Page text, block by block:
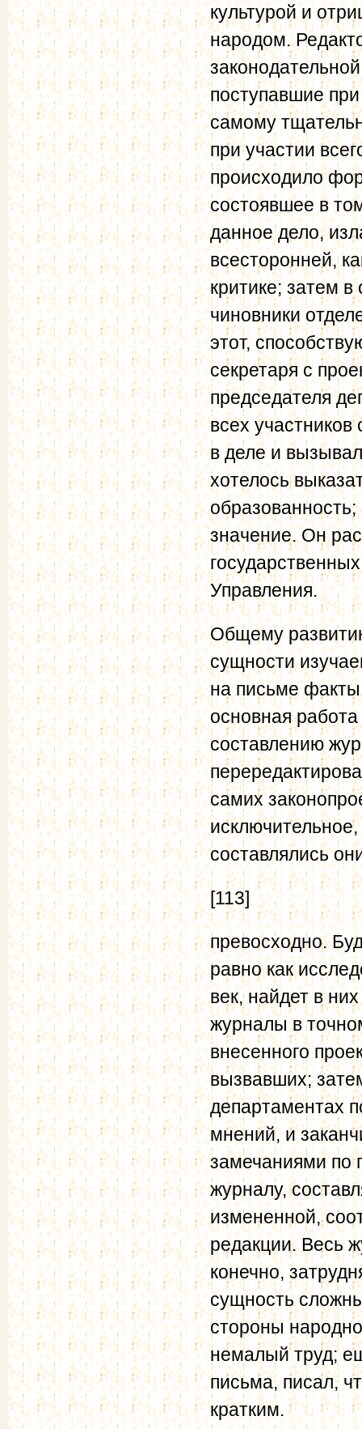
культурой и
народом.
поступавшие
самому
при участии
происходило
состоявшее в
данное дело,
всесторонней,
критике; затем
чиновники
этот,
секретаря с
председателя
всех
в деле и
хотелось
значение. Он
Управления.
Общему
сущности
на письме
основная
составлению
самих
составлялись
[113]
превосходно.
равно как
век, найдет в
журналы в
внесенного
вызвавших;
департаментах
мнений, и
замечаниями по
журналу,
измененной,
редакции. Весь
конечно,
сущность
стороны
немалый труд;
письма, писал,
кратким.